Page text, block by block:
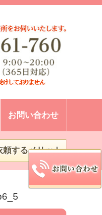
お問い合わせ
頼するメリット